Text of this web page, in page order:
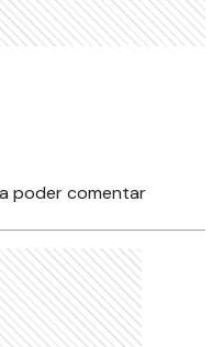
poder comentar